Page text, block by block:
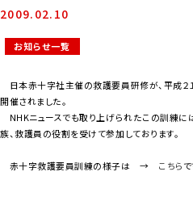
2009.02.10
お知らせ一覧
日本赤十字社主催の救護要員研修が、平成２
開催されました。
NHKニュースでも取り上げられたこの訓練
族、救護員の役割を受けて参加しております。
赤十字救護要員訓練の様子は → こちらで